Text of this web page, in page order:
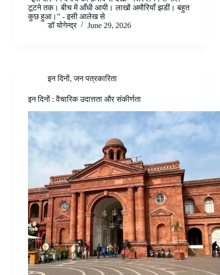
टूटने तक। बीच में आँधी आयी। लाखों अमौरियॉं झडीं। बहुत
कुछ हुआ।" - इसी आलेख से
डॉ योगेन्द्र
June 29, 2026
इन दिनों,जन पत्रकारिता
इन दिनों : वैचारिक उदात्तता और संकीर्णता